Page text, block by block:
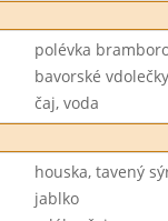
polévka
bavorské vdolečky
čaj, voda
houska, tavený
jablko